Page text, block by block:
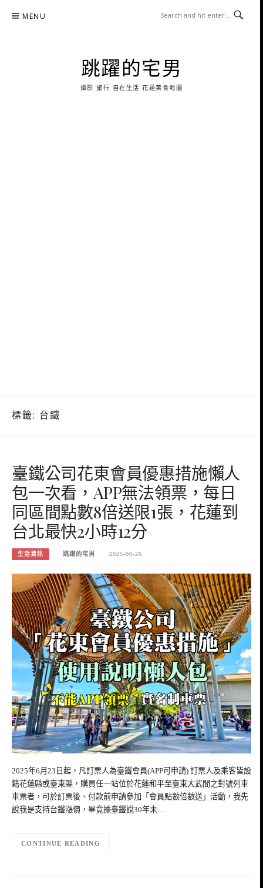
MENU
跳躍的宅男
攝影 旅行 自在生活 花蓮美食地圖
標籤: 台鐵
臺鐵公司花東會員優惠措施懶人
包一次看，APP無法領票，每日
同區間點數8倍送限1張，花蓮到
台北最快2小時12分
生活資訊 跳躍的宅男 2025-06-26
2025年6月23日起，凡訂票人為臺鐵會員(APP可申請) 訂票人及乘客皆設
籍花蓮縣或臺東縣，購買任一站位於花蓮和平至臺東大武間之對號列車
車票者，可於訂票後、付款前申請參加「會員點數倍數送」活動，我先
說我是支持台鐵漲價，畢竟據臺鐵說30年未…
CONTINUE READING